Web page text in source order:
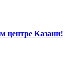
центре Казани!